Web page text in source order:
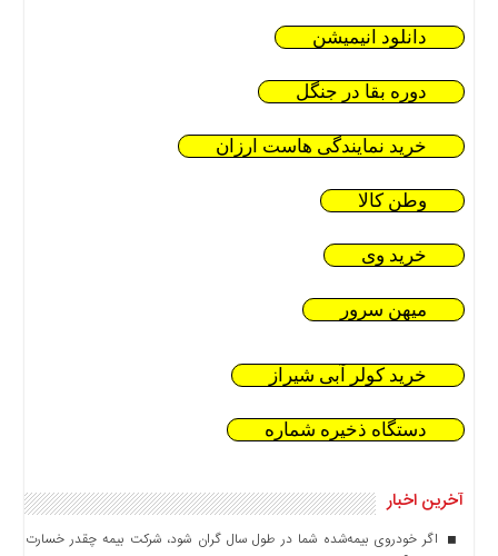
دانلود انیمیشن
دوره بقا در جنگل
خرید نمایندگی هاست ارزان
وطن کالا
خرید وی
میهن سرور
خرید کولر آبی شیراز
دستگاه ذخیره شماره
آخرین اخبار
اگر خودروی بیمه‌شده شما در طول سال گران شود، شرکت بیمه چقدر خسارت